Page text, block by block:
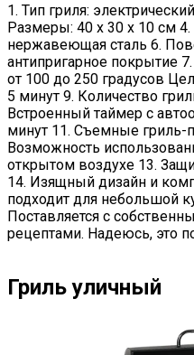
1. Тип гриля:
Размеры: 40 х 30 х 10 см 4.
нержавеющая сталь 6.
антипригарное покрытие
от 100 до 250 градусов
5 минут 9. Количество
Встроенный таймер с
минут 11. Съемные гриль-
Возможность
открытом воздухе 13.
14. Изящный дизайн и
подходит для небольшой
Поставляется с
рецептами. Надеюсь, это
Гриль уличный